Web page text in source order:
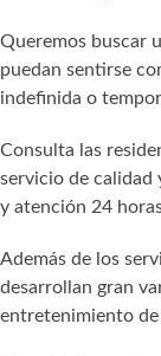
Queremos buscar
puedan sentirse
indefinida o
Consulta las
servicio de calidad
y atención 24
Además de los
desarrollan gran
entretenimiento de